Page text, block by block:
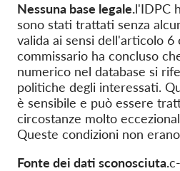
Nessuna base legale.l'IDPC
sono stati trattati senza
valida ai sensi dell'articolo 6
commissario ha concluso
numerico nel database si
politiche degli interessati.
è sensibile e può essere
circostanze molto
Queste condizioni non
Fonte dei dati sconosciuta.